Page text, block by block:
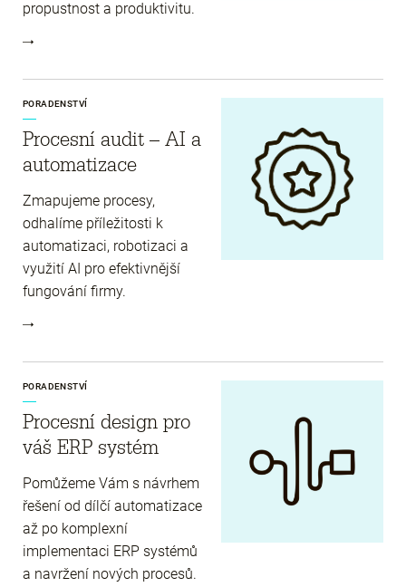
propustnost a produktivitu.
PORADENSTVÍ
Procesní audit – AI a
automatizace
Zmapujeme procesy,
odhalíme příležitosti k
automatizaci, robotizaci a
využití AI pro efektivnější
fungování firmy.
PORADENSTVÍ
Procesní design pro
váš ERP systém
Pomůžeme Vám s návrhem
řešení od dílčí automatizace
až po komplexní
implementaci ERP systémů
a navržení nových procesů.